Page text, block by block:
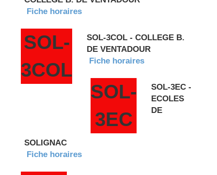
Fiche horaires
SOL-
3COL
SOL-3COL - COLLEGE B.
DE VENTADOUR
Fiche horaires
SOL-
3EC
SOL-3EC -
ECOLES
DE
SOLIGNAC
Fiche horaires